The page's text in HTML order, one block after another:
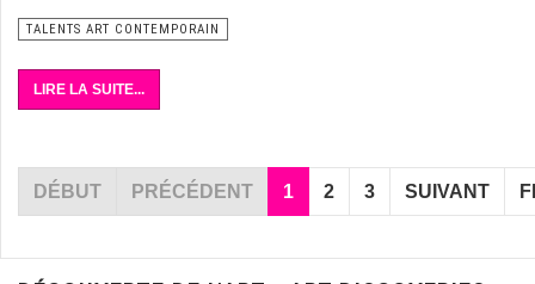
TALENTS ART CONTEMPORAIN
LIRE LA SUITE...
DÉBUT PRÉCÉDENT 1 2 3 SUIVANT